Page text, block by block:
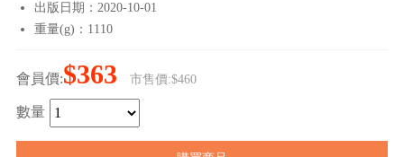
出版日期：2020-10-01
重量(g)：1110
會員價:$363 市售價:$460
數量